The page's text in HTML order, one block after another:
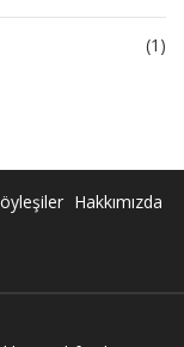
(1)
Hakkımızda